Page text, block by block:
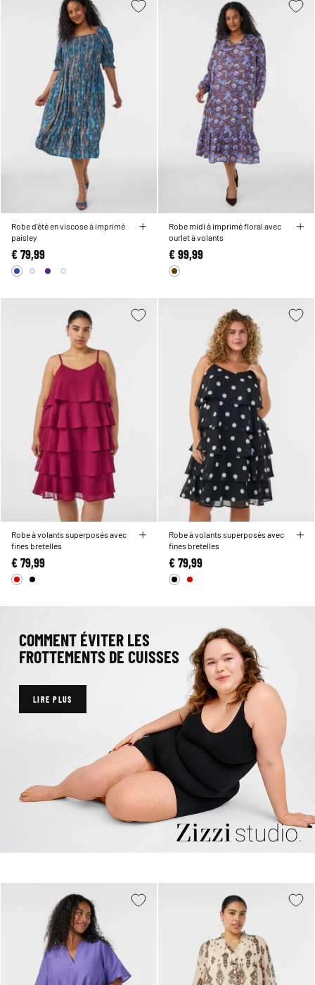
Robe d'été en viscose à imprimé
paisley
€ 79,99
Robe midi à imprimé floral avec
ourlet à volants
€ 99,99
Robe à volants superposés avec
fines bretelles
€ 79,99
Robe à volants superposés avec
fines bretelles
€ 79,99
COMMENT ÉVITER LES
FROTTEMENTS DE CUISSES
LIRE PLUS